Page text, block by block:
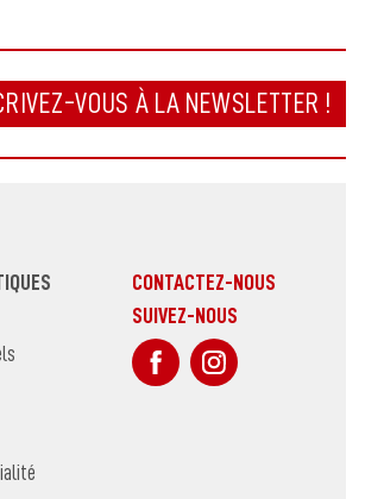
VOUS À LA NEWSLETTER !
CONTACTEZ-NOUS
SUIVEZ-NOUS
sur Facebook